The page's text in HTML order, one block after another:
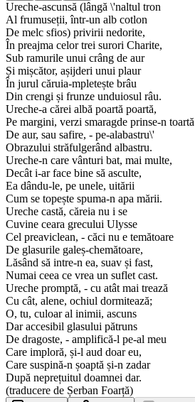
Ureche-ascunsă (lângă \'naltul tron
Al frumuseții, într-un alb cotlon
De melc sfios) privirii nedorite,
În preajma celor trei surori Charite,
Sub ramurile unui crâng de aur
Și mișcător, așijderi unui plaur
În jurul căruia-mpletește brâu
Din crengi și frunze unduiosul râu.
Ureche-a cărei albă poartă poartă,
Pe margini, verzi smaragde prinse-n toartă
De aur, sau safire, - pe-alabastru\'
Obrazului străfulgerând albastru.
Ureche-n care vânturi bat, mai multe,
Decât i-ar face bine să asculte,
Ea dându-le, pe unele, uitării
Cum se topește spuma-n apa mării.
Ureche castă, căreia nu i se
Cuvine ceara grecului Ulysse
Cel preaviclean, - căci nu e temătoare
De glasurile galeș-chemătoare,
Lăsând să intre-n ea, suav și fast,
Numai ceea ce vrea un suflet cast.
Ureche promptă, - cu atât mai trează
Cu cât, alene, ochiul dormitează;
O, tu, culoar al inimii, ascuns
Dar accesibil glasului pătruns
De dragoste, - amplifică-l pe-al meu
Care imploră, și-l aud doar eu,
Care suspină-n șoaptă și-n zadar
După neprețuitul doamnei dar.
(traducere de Șerban Foarță)